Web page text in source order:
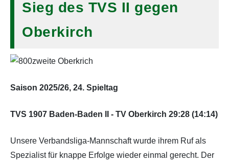
Sieg des TVS II gegen
Oberkirch
Saison 2025/26, 24. Spieltag
TVS 1907 Baden-Baden II - TV Oberkirch 29:28 (14:14)
Unsere Verbandsliga-Mannschaft wurde ihrem Ruf als
Spezialist für knappe Erfolge wieder einmal gerecht. Der